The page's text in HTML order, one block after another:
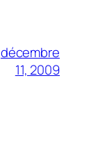
décembre
11, 2009